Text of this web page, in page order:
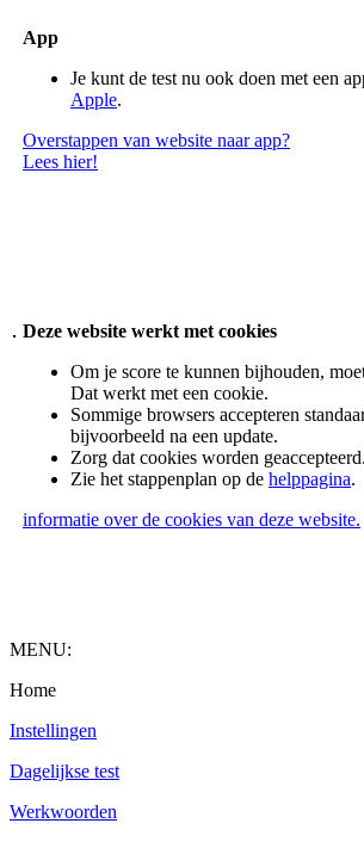
App
Je kunt de test nu ook doen met een
Apple.
Overstappen van website naar app?
Lees hier!
Deze website werkt met cookies
Om je score te kunnen bijhouden,
Dat werkt met een cookie.
Sommige browsers accepteren
bijvoorbeeld na een update.
Zorg dat cookies worden geaccepteerd.
Zie het stappenplan op de helppagina.
informatie over de cookies van deze website.
MENU:
Home
Instellingen
Dagelijkse test
Werkwoorden